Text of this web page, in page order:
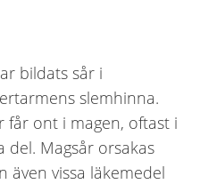
bildats sår i
slemhinna.
får ont i magen, oftast i
del. Magsår orsakas
även vissa läkemedel